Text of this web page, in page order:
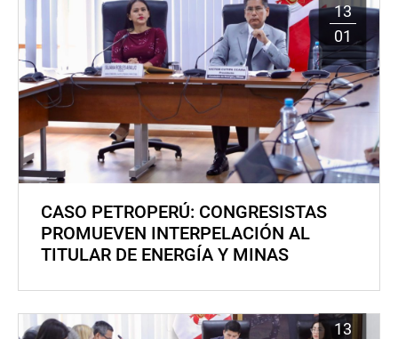
13
01
CASO PETROPERÚ: CONGRESISTAS
PROMUEVEN INTERPELACIÓN AL
TITULAR DE ENERGÍA Y MINAS
13